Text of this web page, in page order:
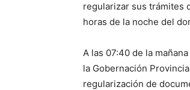
regularizar sus trámites
horas de la noche del
A las 07:40 de la
la Gobernación
regularización de